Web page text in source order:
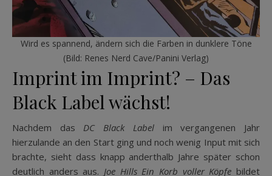
Wird es spannend, ändern sich die Farben in dunklere Töne
(Bild: Renes Nerd Cave/Panini Verlag)
Imprint im Imprint? – Das
Black Label wächst!
Nachdem dasDC Black Labelim vergangenen Jahr
hierzulande an den Start ging und noch wenig Input mit sich
brachte, sieht dass knapp anderthalb Jahre später schon
deutlich anders aus. Joe Hills Ein Korb voller Köpfe bildet